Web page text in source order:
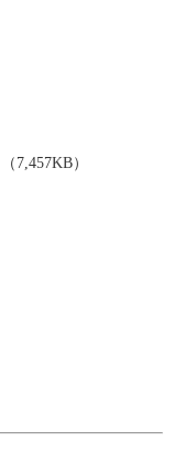
（7,457KB）